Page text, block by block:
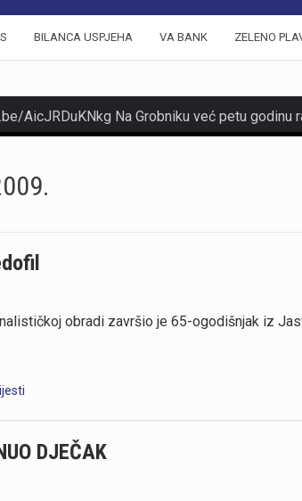
BILANCA USPJEHA VA BANK ZELENO
mDR29ffvagE
t_-9LE0PJjw
obradi završio je 65-ogodišnjak iz
DJEČAK